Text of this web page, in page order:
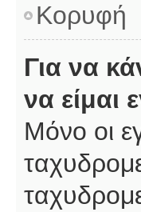
Κορυφή
Για να
να είμαι
Μόνο οι